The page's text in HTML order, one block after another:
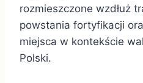
rozmieszczone wzdłuż
powstania fortyfikacji
miejsca w kontekście
Polski.